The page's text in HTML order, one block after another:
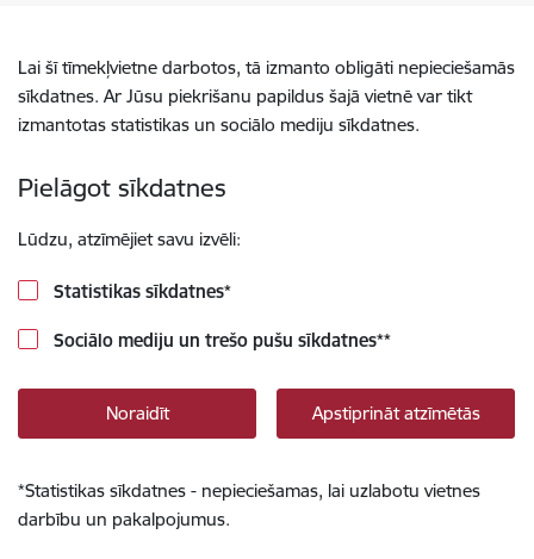
Lai šī tīmekļvietne darbotos, tā izmanto obligāti nepieciešamās
sīkdatnes. Ar Jūsu piekrišanu papildus šajā vietnē var tikt
izmantotas statistikas un sociālo mediju sīkdatnes.
Pielāgot sīkdatnes
Lūdzu, atzīmējiet savu izvēli:
Statistikas sīkdatnes*
Sociālo mediju un trešo pušu sīkdatnes**
Noraidīt Apstiprināt atzīmētās
*Statistikas sīkdatnes - nepieciešamas, lai uzlabotu vietnes
darbību un pakalpojumus.